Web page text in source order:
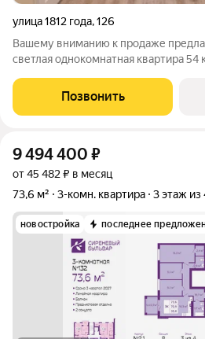
улица 1812 года,126
Вашему вниманию к продаже
светлая однокомнатная квартира 54
класса "Корона"! В пешей
достопримечательности города, как: -
Позвонить
9 494 400 ₽
от 45 482 ₽ в месяц
73,6 м²
3-комн. квартира 3 этаж из
новостройка последнее